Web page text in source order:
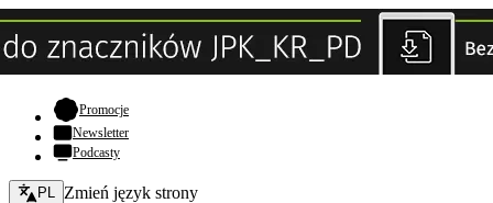
Promocje- otwiera się w nowej karcie
Newsletter
Podcasty
Zmień język - bieżący:
PL Zmień język strony